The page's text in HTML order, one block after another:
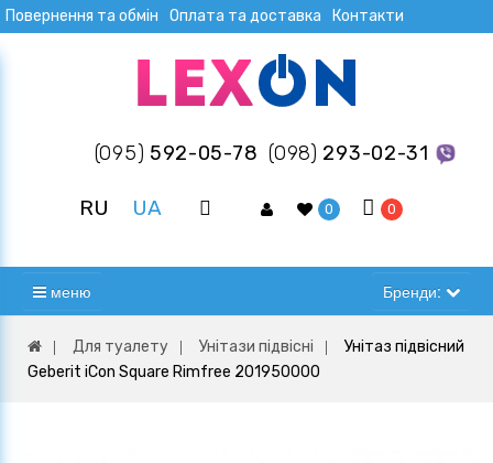
Повернення та обмін Оплата та доставка Контакти
(095) 592-05-78 (098) 293-02-31
RU UA 0 0
меню Бренди:
Для туалету Унітази підвісні
Унітаз підвісний
Geberit iCon Square Rimfree 201950000